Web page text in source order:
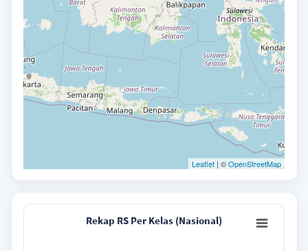
Leaflet| ©OpenStreetMap
Rekap RS Per Kelas (Nasional)
Rekap RS Per Kelas (Nasional)